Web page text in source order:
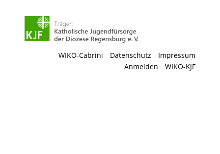
Impressum
Datenschutz
WIKO-Cabrini
WIKO-KJF
Anmelden